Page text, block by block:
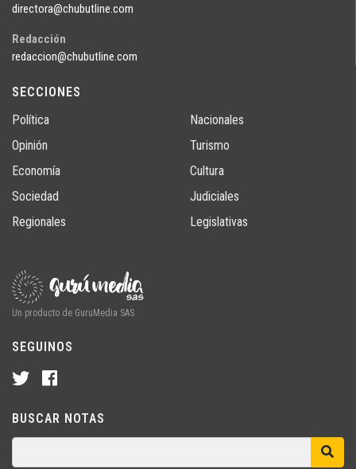
directora@chubutline.com
Redacción
redaccion@chubutline.com
SECCIONES
Política
Opinión
Economía
Sociedad
Regionales
Nacionales
Turismo
Cultura
Judiciales
Legislativas
Un producto de GuruMedia SAS
SEGUINOS
BUSCAR NOTAS